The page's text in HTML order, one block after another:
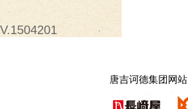
V.1504201
唐吉诃德集团网站